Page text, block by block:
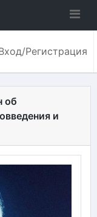
Регистрация
об
и